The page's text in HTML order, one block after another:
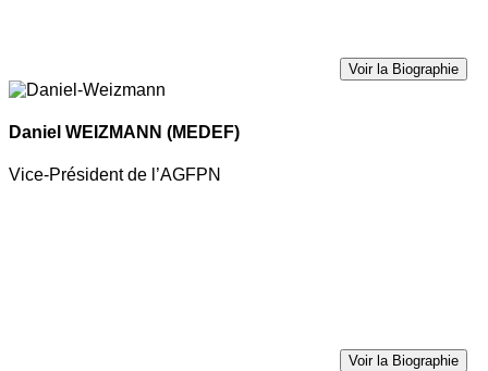
Voir la Biographie
Daniel WEIZMANN (MEDEF)
Vice-Président de l’AGFPN
Voir la Biographie